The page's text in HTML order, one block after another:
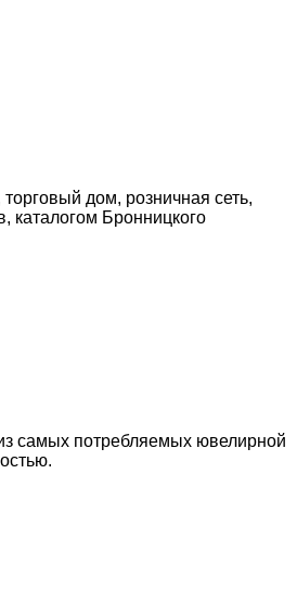
дом, розничная сеть,
каталогом Бронницкого
самых потребляемых ювелирной